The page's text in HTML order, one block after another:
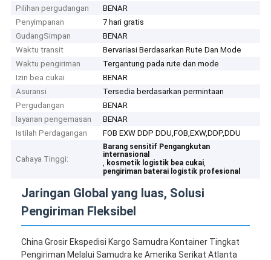
Pilihan pergudangan
BENAR
Penyimpanan
7 hari gratis
GudangSimpan
BENAR
Waktu transit
Bervariasi Berdasarkan Rute Dan Mode
Waktu pengiriman
Tergantung pada rute dan mode
Izin bea cukai
BENAR
Asuransi
Tersedia berdasarkan permintaan
Pergudangan
BENAR
layanan pengemasan
BENAR
Istilah Perdagangan
FOB EXW DDP DDU,FOB,EXW,DDP,DDU
Cahaya Tinggi:
Barang sensitif Pengangkutan
internasional
, kosmetik logistik bea cukai,
pengiriman baterai logistik profesional
Jaringan Global yang luas, Solusi
Pengiriman Fleksibel
China Grosir Ekspedisi Kargo Samudra Kontainer Tingkat
Pengiriman Melalui Samudra ke Amerika Serikat Atlanta